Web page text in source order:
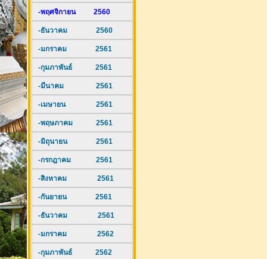
-พฤศจิกายน 2560
-ธันวาคม 2560
-มกราคม 2561
-กุมภาพันธ์ 2561
-มีนาคม 2561
-เมษายน 2561
-พฤษภาคม 2561
-มิถุนายน 2561
-กรกฎาคม 2561
-สิงหาคม 2561
-กันยายน 2561
-ธันวาคม 2561
-มกราคม 2562
-กุมภาพันธ์ 2562